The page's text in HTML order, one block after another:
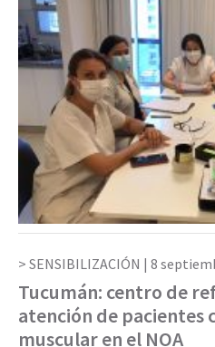
SENSIBILIZACIÓN | 8
Tucumán: centro de
atención de pacientes
muscular en el NOA